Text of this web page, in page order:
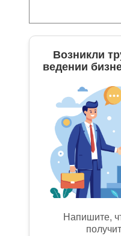
Возникли
ведении
Напишите,